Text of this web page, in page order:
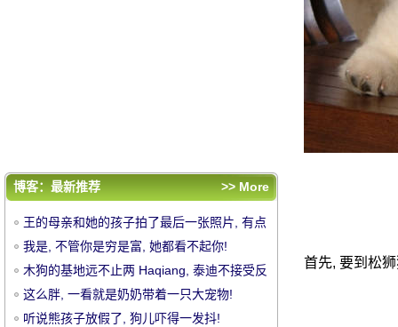
中
首先, 要到松
评论排行
反驳!
这么胖, 一看就是奶奶带着一只大宠物!
听说熊孩子放假了, 狗儿吓得一发抖!
博客：最新推荐 >> More
王的母亲和她的孩子拍了最后一张照片, 有点
虐待
我是, 不管你是穷是富, 她都看不起你!
木狗的基地远不止两 Haqiang, 泰迪不接受反
驳!
这么胖, 一看就是奶奶带着一只大宠物!
听说熊孩子放假了, 狗儿吓得一发抖!